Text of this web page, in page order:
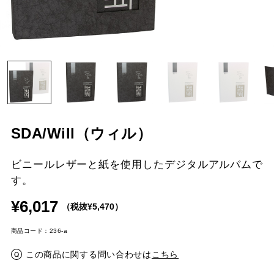
SDA/Will（ウィル）
ビニールレザーと紙を使用したデジタルアルバムで
す。
¥6,017 （税抜¥5,470）
商品コード：236-a
この商品に関する問い合わせはこちら